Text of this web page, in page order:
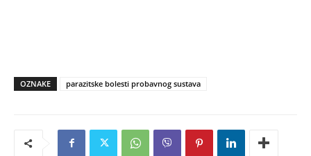
OZNAKE parazitske bolesti probavnog sustava